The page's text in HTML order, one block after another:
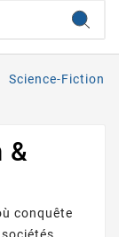
Science-Fiction
&
conquête